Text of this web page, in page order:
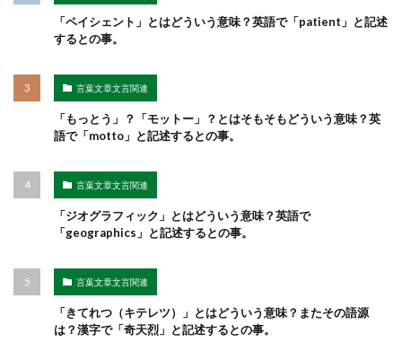
「ペイシェント」とはどういう意味？英語で「patient」と記述
するとの事。
言葉文章文言関連
「もっとう」？「モットー」？とはそもそもどういう意味？英
語で「motto」と記述するとの事。
言葉文章文言関連
「ジオグラフィック」とはどういう意味？英語で
「geographics」と記述するとの事。
言葉文章文言関連
「きてれつ（キテレツ）」とはどういう意味？またその語源
は？漢字で「奇天烈」と記述するとの事。